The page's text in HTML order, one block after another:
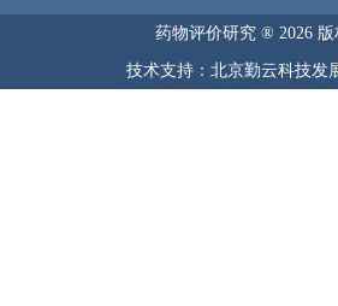
药物评价研究 ® 2026 版
技术支持：北京勤云科技发